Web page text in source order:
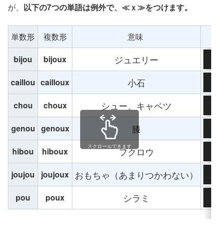
が、 以下の7つの単語は例外で、≪ｘ≫をつけます。
単数形 複数形 意味
bijou
bijoux ジュエリー
caillou cailloux 小石
chou choux シュー、キャベツ
genou genoux 膝
hibou hiboux フクロウ
joujou joujoux おもちゃ（あまりつかわない）
pou poux シラミ
スクロールできます